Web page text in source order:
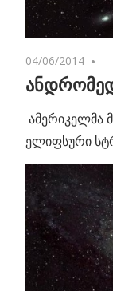
04/06/2014
ამერიკელმა
ელიფსური